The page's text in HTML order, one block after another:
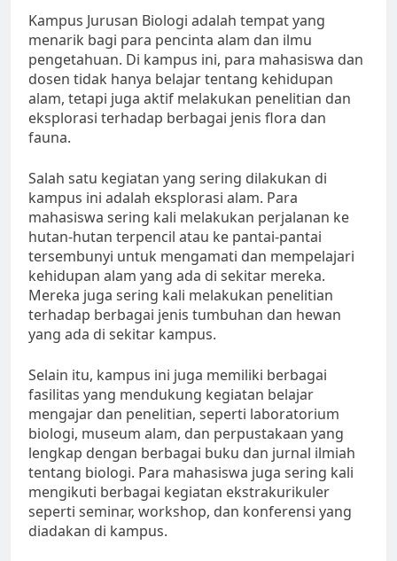
Kampus Jurusan Biologi adalah tempat yang
menarik bagi para pencinta alam dan ilmu
pengetahuan. Di kampus ini, para mahasiswa dan
dosen tidak hanya belajar tentang kehidupan
alam, tetapi juga aktif melakukan penelitian dan
eksplorasi terhadap berbagai jenis flora dan
fauna.
Salah satu kegiatan yang sering dilakukan di
kampus ini adalah eksplorasi alam. Para
mahasiswa sering kali melakukan perjalanan ke
hutan-hutan terpencil atau ke pantai-pantai
tersembunyi untuk mengamati dan mempelajari
kehidupan alam yang ada di sekitar mereka.
Mereka juga sering kali melakukan penelitian
terhadap berbagai jenis tumbuhan dan hewan
yang ada di sekitar kampus.
Selain itu, kampus ini juga memiliki berbagai
fasilitas yang mendukung kegiatan belajar
mengajar dan penelitian, seperti laboratorium
biologi, museum alam, dan perpustakaan yang
lengkap dengan berbagai buku dan jurnal ilmiah
tentang biologi. Para mahasiswa juga sering kali
mengikuti berbagai kegiatan ekstrakurikuler
seperti seminar, workshop, dan konferensi yang
diadakan di kampus.